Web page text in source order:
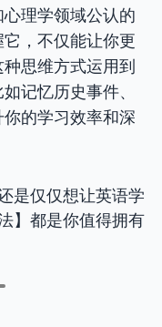
心理学领域公认的
，不仅能让你更
种思维方式运用到
记忆历史事件、
的学习效率和深
是仅仅想让英语学
】都是你值得拥有